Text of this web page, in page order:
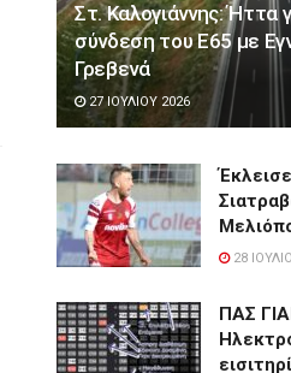
Στ. Καλογιάννης: Ήττα
σύνδεση του Ε65 με
Γρεβενά
27 ΙΟΥΛΊΟΥ 2026
28
ΠΑΣ